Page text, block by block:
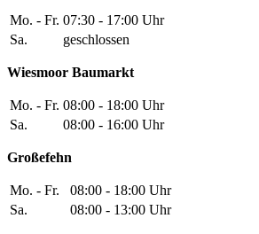
Mo. - Fr. 07:30 - 17:00 Uhr
Sa.
geschlossen
Wiesmoor Baumarkt
Mo. - Fr. 08:00 - 18:00 Uhr
Sa.
08:00 - 16:00 Uhr
Großefehn
Mo. - Fr.
08:00 - 18:00 Uhr
Sa.
08:00 - 13:00 Uhr